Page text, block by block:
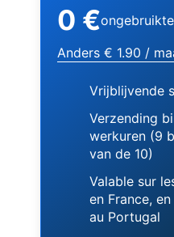
0 €
Anders € 1.90 /
Vrijblijvende
Verzending
werkuren (9
van de 10)
Valable sur
en France,
au Portugal